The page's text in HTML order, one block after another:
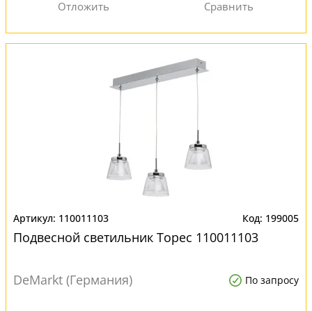
110011103 199005
Подвесной светильник Торес 110011103
DeMarkt (Германия) По запросу